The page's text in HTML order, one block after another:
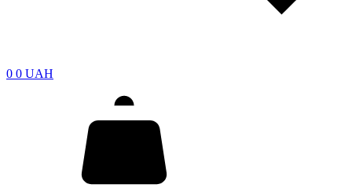
0 0 UAH